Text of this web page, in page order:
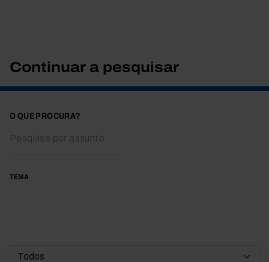
Continuar a pesquisar
O QUE PROCURA?
TEMA